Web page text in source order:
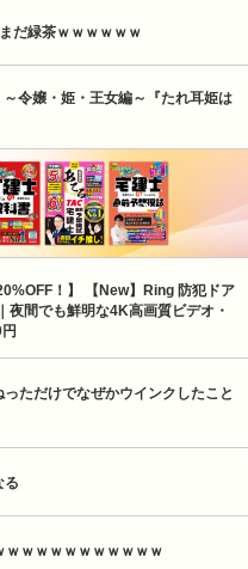
だ緑茶ｗｗｗｗｗｗ
令嬢・姫・王女編～『たれ耳姫は
！】 【New】Ring 防犯ドア
夜間でも鮮明な4K高画質ビデオ・
ただけでなぜかウインクしたこと
る
ｗｗｗｗｗｗｗｗｗｗｗ